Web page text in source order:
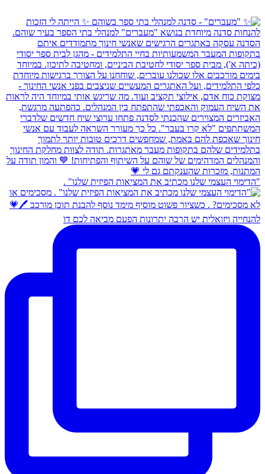
"הדימוי העצמי שלנו מכתיב את המציאות הפיזית שלנו" .
להנחייה ויזואלית יש הרבה יתרונות הפעם מביאה לכם דו